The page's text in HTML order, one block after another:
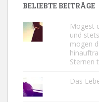
BELIEBTE BEITRÄGE
Mögest
und
mögen
Sternen
Das